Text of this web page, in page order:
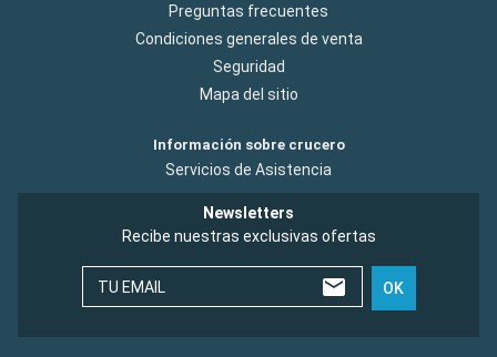
Preguntas frecuentes
Condiciones generales de venta
Seguridad
Mapa del sitio
Información sobre crucero
Servicios de Asistencia
Newsletters
Recibe nuestras exclusivas ofertas
TU EMAIL OK